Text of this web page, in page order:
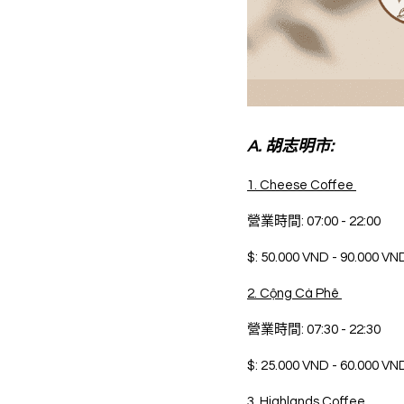
A. 胡志明市:
1. Cheese Coffee
營業時間: 07:00 - 22:00
$: 50.000 VND - 90.000
2. Cộng Cà Phê
營業時間: 07:30 - 22:30
$: 25.000 VND - 60.000